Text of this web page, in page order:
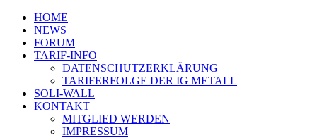
HOME
NEWS
FORUM
TARIF-INFO
DATENSCHUTZERKLÄRUNG
TARIFERFOLGE DER IG METALL
SOLI-WALL
KONTAKT
MITGLIED WERDEN
IMPRESSUM